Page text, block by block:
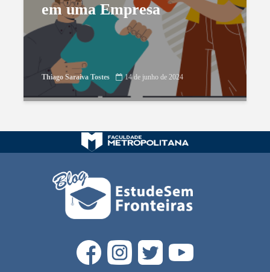
em uma Empresa
Thiago Saraiva Tostes 14 de junho de 2024